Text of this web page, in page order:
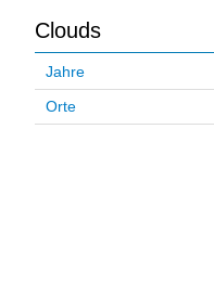
Clouds
Jahre
Orte